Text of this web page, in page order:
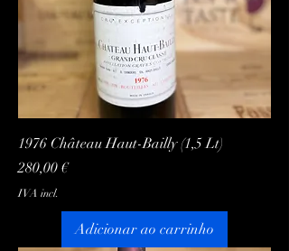
1976 Château Haut-Bailly (1,5 Lt)
Preço
280,00 €
IVA incl.
Adicionar ao carrinho